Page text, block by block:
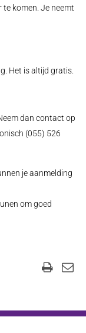
komen. Je neemt
Het is altijd gratis.
dan contact op
(055) 526
je aanmelding
om goed